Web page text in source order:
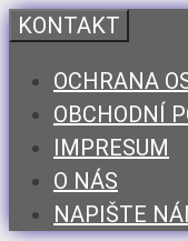
Přeskočit
obsah
KONTAKT
OCHRANA
OBCHODNÍ
IMPRESUM
O NÁS
NAPIŠTE